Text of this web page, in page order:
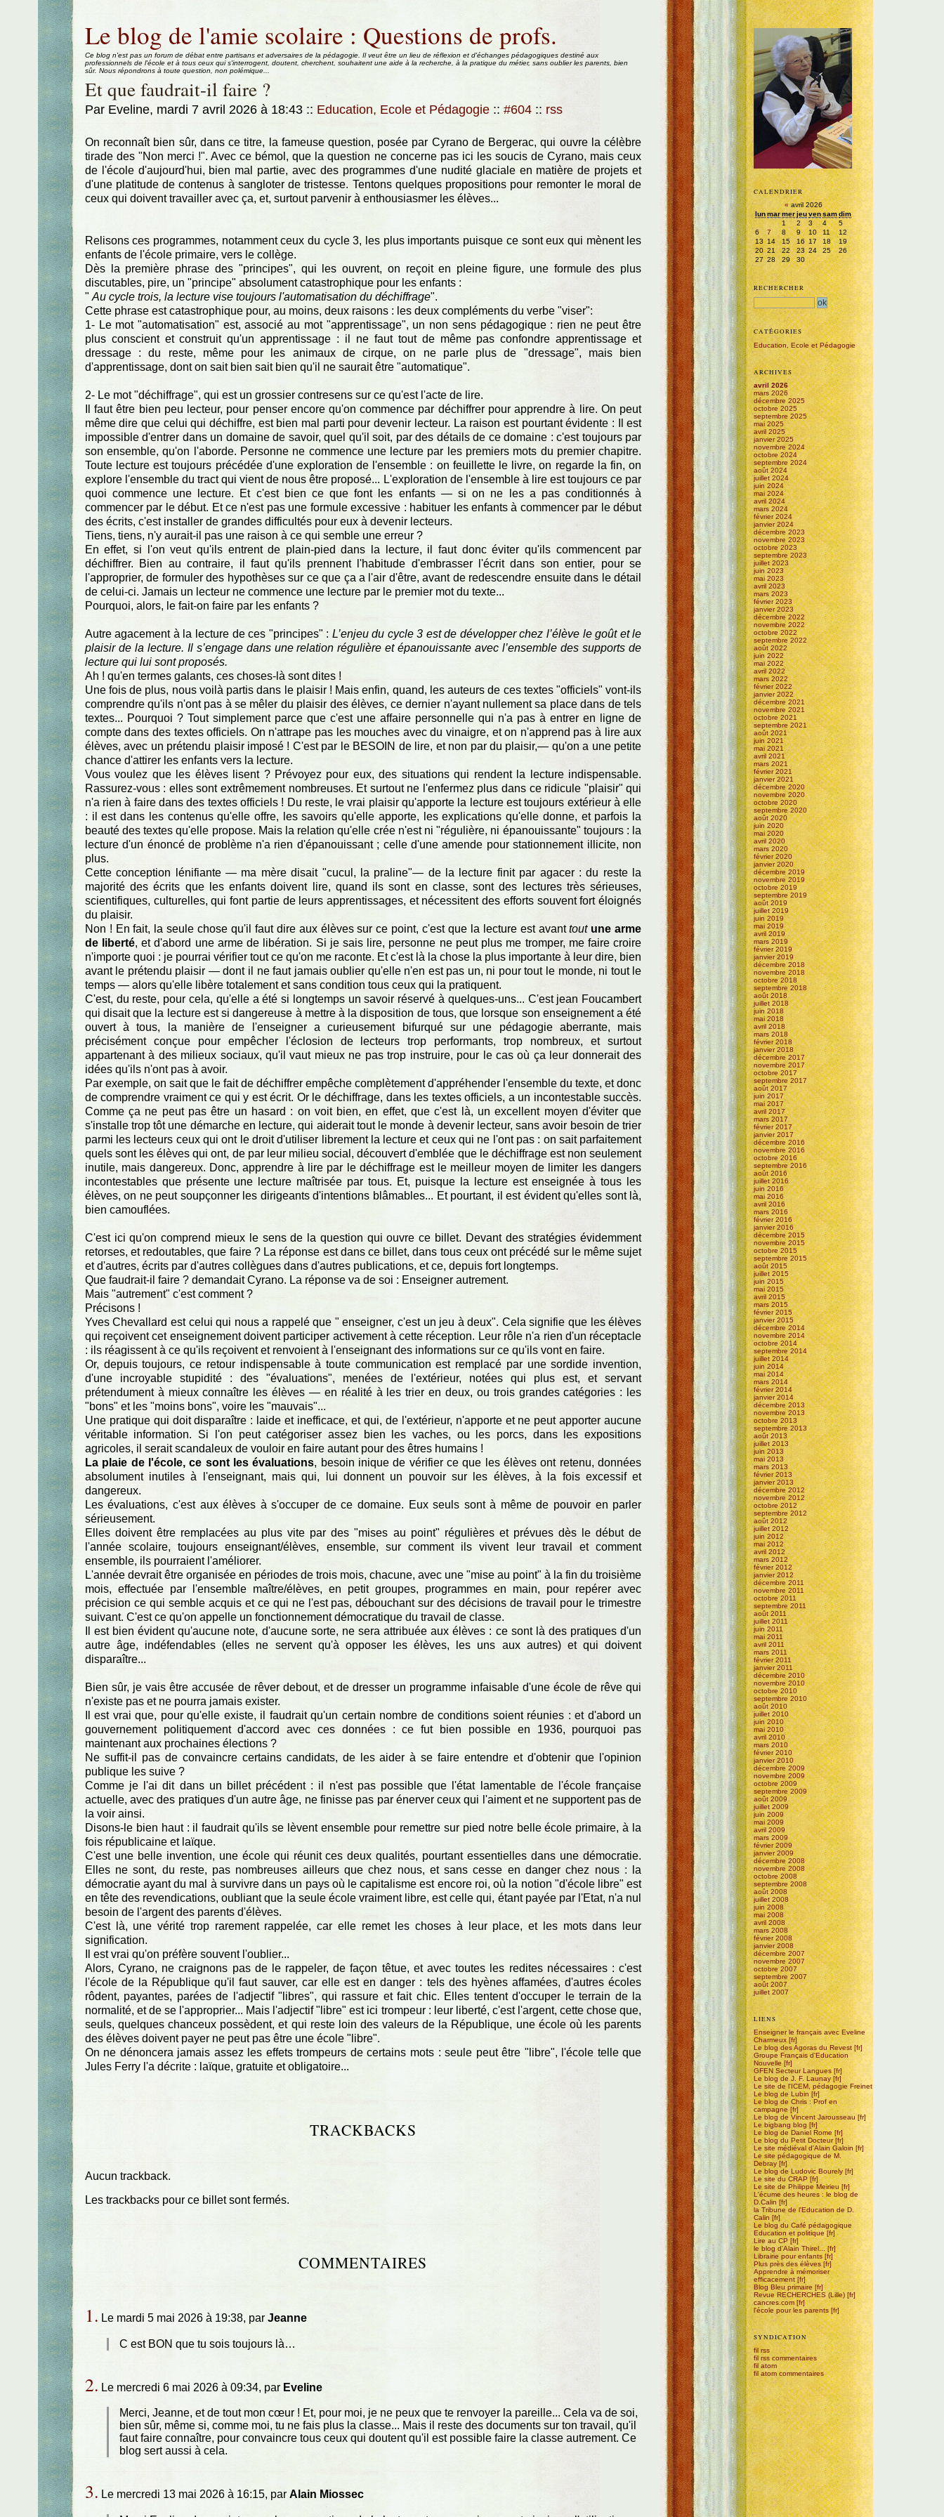
Aller au contenu
Le blog de l'amie scolaire : Questions de profs.
Ce blog n'est pas un forum de débat entre partisans et adversaires de la pédagogie. Il veut être un lieu de réflexion et d'échanges pédagogiques destiné aux
professionnels de l'école et à tous ceux qui s'interrogent, doutent, cherchent, souhaitent une aide à la recherche, à la pratique du métier, sans oublier les parents, bien
sûr. Nous répondrons à toute question, non polémique...
Et que faudrait-il faire ?
Par Eveline, mardi 7 avril 2026 à 18:43 :: Education, Ecole et Pédagogie :: #604 :: rss
On reconnaît bien sûr, dans ce titre, la fameuse question, posée par Cyrano de Bergerac, qui ouvre la célèbre
tirade des "Non merci !". Avec ce bémol, que la question ne concerne pas ici les soucis de Cyrano, mais ceux
de l'école d'aujourd'hui, bien mal partie, avec des programmes d'une nudité glaciale en matière de projets et
d'une platitude de contenus à sangloter de tristesse. Tentons quelques propositions pour remonter le moral de
ceux qui doivent travailler avec ça, et, surtout parvenir à enthousiasmer les élèves...
Relisons ces programmes, notamment ceux du cycle 3, les plus importants puisque ce sont eux qui mènent les
enfants de l'école primaire, vers le collège.
Dès la première phrase des "principes", qui les ouvrent, on reçoit en pleine figure, une formule des plus
discutables, pire, un "principe" absolument catastrophique pour les enfants :
" Au cycle trois, la lecture vise toujours l'automatisation du déchiffrage".
Cette phrase est catastrophique pour, au moins, deux raisons : les deux compléments du verbe "viser":
1- Le mot "automatisation" est, associé au mot "apprentissage", un non sens pédagogique : rien ne peut être
plus conscient et construit qu'un apprentissage : il ne faut tout de même pas confondre apprentissage et
dressage : du reste, même pour les animaux de cirque, on ne parle plus de "dressage", mais bien
d'apprentissage, dont on sait bien sait bien qu'il ne saurait être "automatique".
2- Le mot "déchiffrage", qui est un grossier contresens sur ce qu'est l'acte de lire.
Il faut être bien peu lecteur, pour penser encore qu'on commence par déchiffrer pour apprendre à lire. On peut
même dire que celui qui déchiffre, est bien mal parti pour devenir lecteur. La raison est pourtant évidente : Il est
impossible d'entrer dans un domaine de savoir, quel qu'il soit, par des détails de ce domaine : c'est toujours par
son ensemble, qu'on l'aborde. Personne ne commence une lecture par les premiers mots du premier chapitre.
Toute lecture est toujours précédée d'une exploration de l'ensemble : on feuillette le livre, on regarde la fin, on
explore l'ensemble du tract qui vient de nous être proposé... L'exploration de l'ensemble à lire est toujours ce par
quoi commence une lecture. Et c'est bien ce que font les enfants — si on ne les a pas conditionnés à
commencer par le début. Et ce n'est pas une formule excessive : habituer les enfants à commencer par le début
des écrits, c'est installer de grandes difficultés pour eux à devenir lecteurs.
Tiens, tiens, n'y aurait-il pas une raison à ce qui semble une erreur ?
En effet, si l'on veut qu'ils entrent de plain-pied dans la lecture, il faut donc éviter qu'ils commencent par
déchiffrer. Bien au contraire, il faut qu'ils prennent l'habitude d'embrasser l'écrit dans son entier, pour se
l'approprier, de formuler des hypothèses sur ce que ça a l'air d'être, avant de redescendre ensuite dans le détail
de celui-ci. Jamais un lecteur ne commence une lecture par le premier mot du texte...
Pourquoi, alors, le fait-on faire par les enfants ?
Autre agacement à la lecture de ces "principes" : L’enjeu du cycle 3 est de développer chez l’élève le goût et le
plaisir de la lecture. Il s’engage dans une relation régulière et épanouissante avec l’ensemble des supports de
lecture qui lui sont proposés.
Ah ! qu'en termes galants, ces choses-là sont dites !
Une fois de plus, nous voilà partis dans le plaisir ! Mais enfin, quand, les auteurs de ces textes "officiels" vont-ils
comprendre qu'ils n'ont pas à se mêler du plaisir des élèves, ce dernier n'ayant nullement sa place dans de tels
textes... Pourquoi ? Tout simplement parce que c'est une affaire personnelle qui n'a pas à entrer en ligne de
compte dans des textes officiels. On n'attrape pas les mouches avec du vinaigre, et on n'apprend pas à lire aux
élèves, avec un prétendu plaisir imposé ! C'est par le BESOIN de lire, et non par du plaisir,— qu'on a une petite
chance d'attirer les enfants vers la lecture.
Vous voulez que les élèves lisent ? Prévoyez pour eux, des situations qui rendent la lecture indispensable.
Rassurez-vous : elles sont extrêmement nombreuses. Et surtout ne l'enfermez plus dans ce ridicule "plaisir" qui
n'a rien à faire dans des textes officiels ! Du reste, le vrai plaisir qu'apporte la lecture est toujours extérieur à elle
: il est dans les contenus qu'elle offre, les savoirs qu'elle apporte, les explications qu'elle donne, et parfois la
beauté des textes qu'elle propose. Mais la relation qu'elle crée n'est ni "régulière, ni épanouissante" toujours : la
lecture d'un énoncé de problème n'a rien d'épanouissant ; celle d'une amende pour stationnement illicite, non
plus.
Cette conception lénifiante — ma mère disait "cucul, la praline"— de la lecture finit par agacer : du reste la
majorité des écrits que les enfants doivent lire, quand ils sont en classe, sont des lectures très sérieuses,
scientifiques, culturelles, qui font partie de leurs apprentissages, et nécessitent des efforts souvent fort éloignés
du plaisir.
Non ! En fait, la seule chose qu'il faut dire aux élèves sur ce point, c'est que la lecture est avanttout une arme
de liberté, et d'abord une arme de libération. Si je sais lire, personne ne peut plus me tromper, me faire croire
n'importe quoi : je pourrai vérifier tout ce qu'on me raconte. Et c'est là la chose la plus importante à leur dire, bien
avant le prétendu plaisir — dont il ne faut jamais oublier qu'elle n'en est pas un, ni pour tout le monde, ni tout le
temps — alors qu'elle libère totalement et sans condition tous ceux qui la pratiquent.
C'est, du reste, pour cela, qu'elle a été si longtemps un savoir réservé à quelques-uns... C'est jean Foucambert
qui disait que la lecture est si dangereuse à mettre à la disposition de tous, que lorsque son enseignement a été
ouvert à tous, la manière de l'enseigner a curieusement bifurqué sur une pédagogie aberrante, mais
précisément conçue pour empêcher l'éclosion de lecteurs trop performants, trop nombreux, et surtout
appartenant à des milieux sociaux, qu'il vaut mieux ne pas trop instruire, pour le cas où ça leur donnerait des
idées qu'ils n'ont pas à avoir.
Par exemple, on sait que le fait de déchiffrer empêche complètement d'appréhender l'ensemble du texte, et donc
de comprendre vraiment ce qui y est écrit. Or le déchiffrage, dans les textes officiels, a un incontestable succès.
Comme ça ne peut pas être un hasard : on voit bien, en effet, que c'est là, un excellent moyen d'éviter que
s'installe trop tôt une démarche en lecture, qui aiderait tout le monde à devenir lecteur, sans avoir besoin de trier
parmi les lecteurs ceux qui ont le droit d'utiliser librement la lecture et ceux qui ne l'ont pas : on sait parfaitement
quels sont les élèves qui ont, de par leur milieu social, découvert d'emblée que le déchiffrage est non seulement
inutile, mais dangereux. Donc, apprendre à lire par le déchiffrage est le meilleur moyen de limiter les dangers
incontestables que présente une lecture maîtrisée par tous. Et, puisque la lecture est enseignée à tous les
élèves, on ne peut soupçonner les dirigeants d'intentions blâmables... Et pourtant, il est évident qu'elles sont là,
bien camouflées.
C'est ici qu'on comprend mieux le sens de la question qui ouvre ce billet. Devant des stratégies évidemment
retorses, et redoutables, que faire ? La réponse est dans ce billet, dans tous ceux ont précédé sur le même sujet
et d'autres, écrits par d'autres collègues dans d'autres publications, et ce, depuis fort longtemps.
Que faudrait-il faire ? demandait Cyrano. La réponse va de soi : Enseigner autrement.
Mais "autrement" c'est comment ?
Précisons !
Yves Chevallard est celui qui nous a rappelé que " enseigner, c'est un jeu à deux". Cela signifie que les élèves
qui reçoivent cet enseignement doivent participer activement à cette réception. Leur rôle n'a rien d'un réceptacle
: ils réagissent à ce qu'ils reçoivent et renvoient à l'enseignant des informations sur ce qu'ils vont en faire.
Or, depuis toujours, ce retour indispensable à toute communication est remplacé par une sordide invention,
d'une incroyable stupidité : des "évaluations", menées de l'extérieur, notées qui plus est, et servant
prétendument à mieux connaître les élèves — en réalité à les trier en deux, ou trois grandes catégories : les
"bons" et les "moins bons", voire les "mauvais"...
Une pratique qui doit disparaître : laide et inefficace, et qui, de l'extérieur, n'apporte et ne peut apporter aucune
véritable information. Si l'on peut catégoriser assez bien les vaches, ou les porcs, dans les expositions
agricoles, il serait scandaleux de vouloir en faire autant pour des êtres humains !
La plaie de l'école, ce sont les évaluations, besoin inique de vérifier ce que les élèves ont retenu, données
absolument inutiles à l'enseignant, mais qui, lui donnent un pouvoir sur les élèves, à la fois excessif et
dangereux.
Les évaluations, c'est aux élèves à s'occuper de ce domaine. Eux seuls sont à même de pouvoir en parler
sérieusement.
Elles doivent être remplacées au plus vite par des "mises au point" régulières et prévues dès le début de
l'année scolaire, toujours enseignant/élèves, ensemble, sur comment ils vivent leur travail et comment
ensemble, ils pourraient l'améliorer.
L'année devrait être organisée en périodes de trois mois, chacune, avec une "mise au point" à la fin du troisième
mois, effectuée par l'ensemble maître/élèves, en petit groupes, programmes en main, pour repérer avec
précision ce qui semble acquis et ce qui ne l'est pas, débouchant sur des décisions de travail pour le trimestre
suivant. C'est ce qu'on appelle un fonctionnement démocratique du travail de classe.
Il est bien évident qu'aucune note, d'aucune sorte, ne sera attribuée aux élèves : ce sont là des pratiques d'un
autre âge, indéfendables (elles ne servent qu'à opposer les élèves, les uns aux autres) et qui doivent
disparaître...
Bien sûr, je vais être accusée de rêver debout, et de dresser un programme infaisable d'une école de rêve qui
n'existe pas et ne pourra jamais exister.
Il est vrai que, pour qu'elle existe, il faudrait qu'un certain nombre de conditions soient réunies : et d'abord un
gouvernement politiquement d'accord avec ces données : ce fut bien possible en 1936, pourquoi pas
maintenant aux prochaines élections ?
Ne suffit-il pas de convaincre certains candidats, de les aider à se faire entendre et d'obtenir que l'opinion
publique les suive ?
Comme je l'ai dit dans un billet précédent : il n'est pas possible que l'état lamentable de l'école française
actuelle, avec des pratiques d'un autre âge, ne finisse pas par énerver ceux qui l'aiment et ne supportent pas de
la voir ainsi.
Disons-le bien haut : il faudrait qu'ils se lèvent ensemble pour remettre sur pied notre belle école primaire, à la
fois républicaine et laïque.
C'est une belle invention, une école qui réunit ces deux qualités, pourtant essentielles dans une démocratie.
Elles ne sont, du reste, pas nombreuses ailleurs que chez nous, et sans cesse en danger chez nous : la
démocratie ayant du mal à survivre dans un pays où le capitalisme est encore roi, où la notion "d'école libre" est
en tête des revendications, oubliant que la seule école vraiment libre, est celle qui, étant payée par l'Etat, n'a nul
besoin de l'argent des parents d'élèves.
C'est là, une vérité trop rarement rappelée, car elle remet les choses à leur place, et les mots dans leur
signification.
Il est vrai qu'on préfère souvent l'oublier...
Alors, Cyrano, ne craignons pas de le rappeler, de façon têtue, et avec toutes les redites nécessaires : c'est
l'école de la République qu'il faut sauver, car elle est en danger : tels des hyènes affamées, d'autres écoles
rôdent, payantes, parées de l'adjectif "libres", qui rassure et fait chic. Elles tentent d'occuper le terrain de la
normalité, et de se l'approprier... Mais l'adjectif "libre" est ici trompeur : leur liberté, c'est l'argent, cette chose que,
seuls, quelques chanceux possèdent, et qui reste loin des valeurs de la République, une école où les parents
des élèves doivent payer ne peut pas être une école "libre".
On ne dénoncera jamais assez les effets trompeurs de certains mots : seule peut être "libre", l'école telle que
Jules Ferry l'a décrite : laïque, gratuite et obligatoire...
TRACKBACKS
Aucun trackback.
Les trackbacks pour ce billet sont fermés.
COMMENTAIRES
1. Le mardi 5 mai 2026 à 19:38, par Jeanne
C est BON que tu sois toujours là…
2. Le mercredi 6 mai 2026 à 09:34, par Eveline
Merci, Jeanne, et de tout mon cœur ! Et, pour moi, je ne peux que te renvoyer la pareille... Cela va de soi,
bien sûr, même si, comme moi, tu ne fais plus la classe... Mais il reste des documents sur ton travail, qu'il
faut faire connaître, pour convaincre tous ceux qui doutent qu'il est possible faire la classe autrement. Ce
blog sert aussi à cela.
3. Le mercredi 13 mai 2026 à 16:15, par Alain Miossec
CALENDRIER
«avril 2026
lunmarmerjeuvensamdim
1
2 3 4
5
6
7 8 9 10 11
12
13 14 15 16 17 18
19
20 21 22 23 24 25
26
27 28 29 30
RECHERCHER
CATÉGORIES
Education, Ecole et Pédagogie
ARCHIVES
avril 2026
mars 2026
décembre 2025
octobre 2025
septembre 2025
mai 2025
avril 2025
janvier 2025
novembre 2024
octobre 2024
septembre 2024
août 2024
juillet 2024
juin 2024
mai 2024
avril 2024
mars 2024
février 2024
janvier 2024
décembre 2023
novembre 2023
octobre 2023
septembre 2023
juillet 2023
juin 2023
mai 2023
avril 2023
mars 2023
février 2023
janvier 2023
décembre 2022
novembre 2022
octobre 2022
septembre 2022
août 2022
juin 2022
mai 2022
avril 2022
mars 2022
février 2022
janvier 2022
décembre 2021
novembre 2021
octobre 2021
septembre 2021
août 2021
juin 2021
mai 2021
avril 2021
mars 2021
février 2021
janvier 2021
décembre 2020
novembre 2020
octobre 2020
septembre 2020
août 2020
juin 2020
mai 2020
avril 2020
mars 2020
février 2020
janvier 2020
décembre 2019
novembre 2019
octobre 2019
septembre 2019
août 2019
juillet 2019
juin 2019
mai 2019
avril 2019
mars 2019
février 2019
janvier 2019
décembre 2018
novembre 2018
octobre 2018
septembre 2018
août 2018
juillet 2018
juin 2018
mai 2018
avril 2018
mars 2018
février 2018
janvier 2018
décembre 2017
novembre 2017
octobre 2017
septembre 2017
août 2017
juin 2017
mai 2017
avril 2017
mars 2017
février 2017
janvier 2017
décembre 2016
novembre 2016
octobre 2016
septembre 2016
août 2016
juillet 2016
juin 2016
mai 2016
avril 2016
mars 2016
février 2016
janvier 2016
décembre 2015
novembre 2015
octobre 2015
septembre 2015
août 2015
juillet 2015
juin 2015
mai 2015
avril 2015
mars 2015
février 2015
janvier 2015
décembre 2014
novembre 2014
octobre 2014
septembre 2014
juillet 2014
juin 2014
mai 2014
mars 2014
février 2014
janvier 2014
décembre 2013
novembre 2013
octobre 2013
septembre 2013
août 2013
juillet 2013
juin 2013
mai 2013
mars 2013
février 2013
janvier 2013
décembre 2012
novembre 2012
octobre 2012
septembre 2012
août 2012
juillet 2012
juin 2012
mai 2012
avril 2012
mars 2012
février 2012
janvier 2012
décembre 2011
novembre 2011
octobre 2011
septembre 2011
août 2011
juillet 2011
juin 2011
mai 2011
avril 2011
mars 2011
février 2011
janvier 2011
décembre 2010
novembre 2010
octobre 2010
septembre 2010
août 2010
juillet 2010
juin 2010
mai 2010
avril 2010
mars 2010
février 2010
janvier 2010
décembre 2009
novembre 2009
octobre 2009
septembre 2009
août 2009
juillet 2009
juin 2009
mai 2009
avril 2009
mars 2009
février 2009
janvier 2009
décembre 2008
novembre 2008
octobre 2008
septembre 2008
août 2008
juillet 2008
juin 2008
mai 2008
avril 2008
mars 2008
février 2008
janvier 2008
décembre 2007
novembre 2007
octobre 2007
septembre 2007
août 2007
juillet 2007
LIENS
Enseigner le français avec Eveline
Charmeux
Le blog des Agoras du Revest
Groupe Français d'Education
Nouvelle
GFEN Secteur Langues
Le blog de J. F. Launay
Le site de l'ICEM, pédagogie Freinet
Le blog de Lubin
Le blog de Chris : Prof en
campagne
Le blog de Vincent Jarousseau
Le bigbang blog
Le blog de Daniel Rome
Le blog du Petit Docteur
Le site médiéval d'Alain Galoin
Le site pédagogique de M.
Debray
Le blog de Ludovic Bourely
Le site du CRAP
Le site de Philippe Meirieu
L'écume des heures : le blog de
D.Calin
la Tribune de l'Education de D.
Calin
Le blog du Café pédagogique
Education et politique
Lire au CP
le blog d'Alain Thirel...
Librairie pour enfants
Plus près des élèves
Apprendre à mémoriser
efficacement
Blog Bleu primaire
Revue RECHERCHES (Lille)
cancres.com
l'école pour les parents
SYNDICATION
fil rss
fil rss commentaires
fil atom
fil atom commentaires